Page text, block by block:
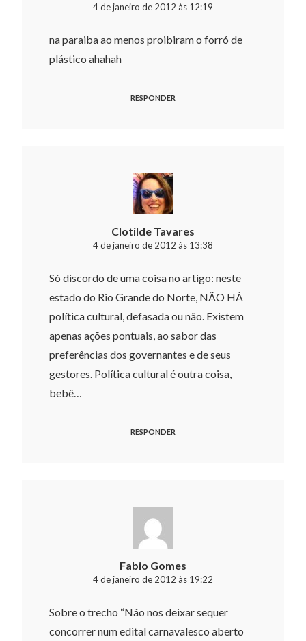
4 de janeiro de 2012 às 12:19
na paraiba ao menos proibiram o forró de
plástico ahahah
RESPONDER
Clotilde Tavares
4 de janeiro de 2012 às 13:38
Só discordo de uma coisa no artigo: neste
estado do Rio Grande do Norte, NÃO HÁ
política cultural, defasada ou não. Existem
apenas ações pontuais, ao sabor das
preferências dos governantes e de seus
gestores. Política cultural é outra coisa,
bebê…
RESPONDER
Fabio Gomes
4 de janeiro de 2012 às 19:22
Sobre o trecho “Não nos deixar sequer
concorrer num edital carnavalesco aberto